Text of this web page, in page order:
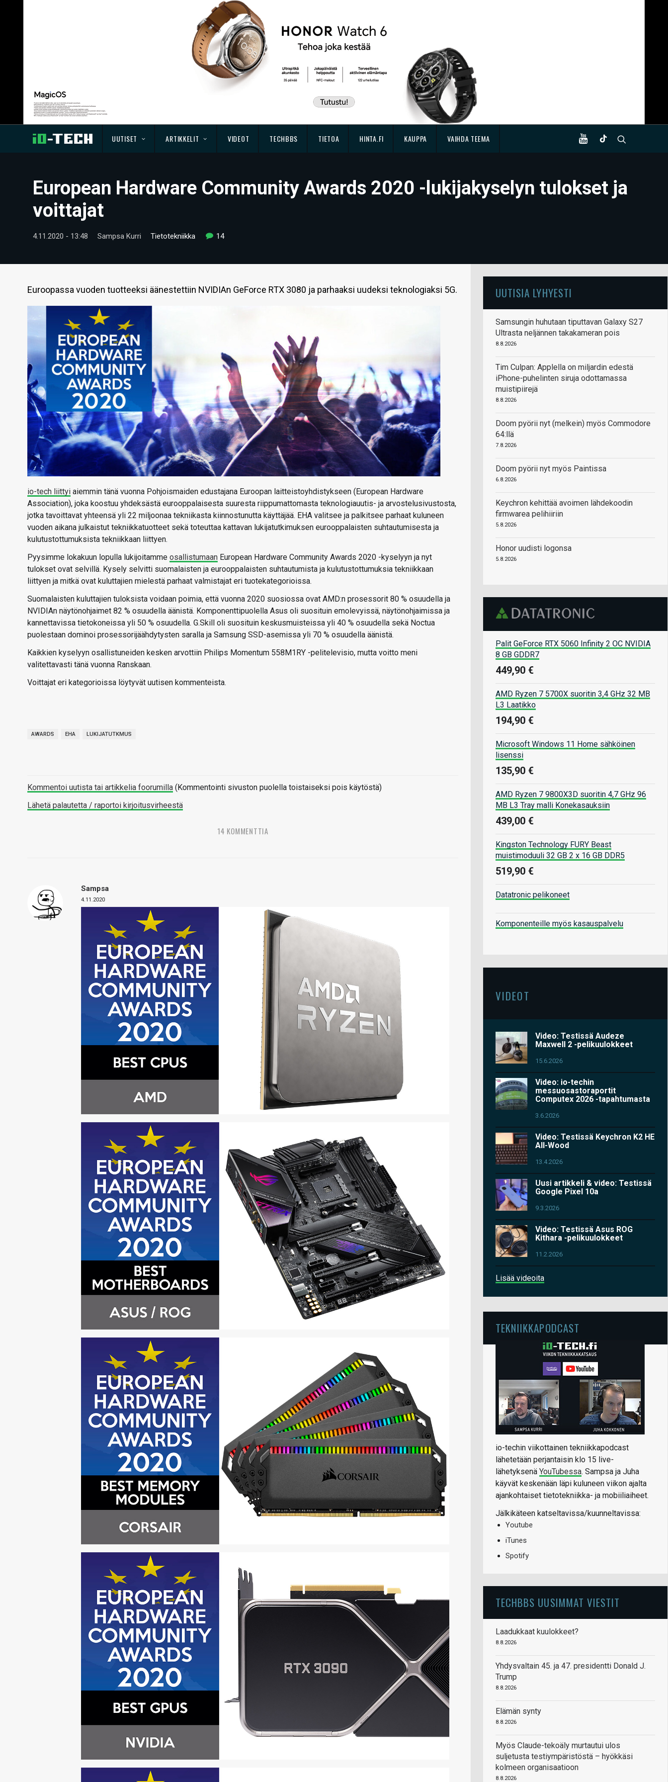
UUTISET ARTIKKELIT VIDEOT TECHBBS TIETOA HINTA.FI KAUPPA VAIHDA TEEMA
European Hardware Community Awards 2020 -lukijakyselyn tulokset ja
voittajat
4.11.2020 - 13:48 Sampsa Kurri Tietotekniikka 14
Euroopassa vuoden tuotteeksi äänestettiin NVIDIAn GeForce RTX 3080 ja parhaaksi uudeksi teknologiaksi 5G.
io-tech liittyi aiemmin tänä vuonna Pohjoismaiden edustajana Euroopan laitteistoyhdistykseen (European Hardware
Association), joka koostuu yhdeksästä eurooppalaisesta suuresta riippumattomasta teknologiauutis- ja arvostelusivustosta,
jotka tavoittavat yhteensä yli 22 miljoonaa tekniikasta kiinnostunutta käyttäjää. EHA valitsee ja palkitsee parhaat kuluneen
vuoden aikana julkaistut tekniikkatuotteet sekä toteuttaa kattavan lukijatutkimuksen eurooppalaisten suhtautumisesta ja
kulutustottumuksista tekniikkaan liittyen.
Pyysimme lokakuun lopulla lukijoitamme osallistumaan European Hardware Community Awards 2020 -kyselyyn ja nyt
tulokset ovat selvillä. Kysely selvitti suomalaisten ja eurooppalaisten suhtautumista ja kulutustottumuksia tekniikkaan
liittyen ja mitkä ovat kuluttajien mielestä parhaat valmistajat eri tuotekategorioissa.
Suomalaisten kuluttajien tuloksista voidaan poimia, että vuonna 2020 suosiossa ovat AMD:n prosessorit 80 % osuudella ja
NVIDIAn näytönohjaimet 82 % osuudella äänistä. Komponenttipuolella Asus oli suosituin emolevyissä, näytönohjaimissa ja
kannettavissa tietokoneissa yli 50 % osuudella. G.Skill oli suosituin keskusmuisteissa yli 40 % osuudella sekä Noctua
puolestaan dominoi prosessorijäähdytysten saralla ja Samsung SSD-asemissa yli 70 % osuudella äänistä.
Kaikkien kyselyyn osallistuneiden kesken arvottiin Philips Momentum 558M1RY -pelitelevisio, mutta voitto meni
valitettavasti tänä vuonna Ranskaan.
Voittajat eri kategorioissa löytyvät uutisen kommenteista.
AWARDS EHA LUKIJATUTKMUS
Kommentoi uutista tai artikkelia foorumilla (Kommentointi sivuston puolella toistaiseksi pois käytöstä)
Lähetä palautetta / raportoi kirjoitusvirheestä
14 KOMMENTTIA
Sampsa
4.11.2020
UUTISIA LYHYESTI
Samsungin huhutaan tiputtavan Galaxy S27
Ultrasta neljännen takakameran pois
8.8.2026
Tim Culpan: Applella on miljardin edestä
iPhone-puhelinten siruja odottamassa
muistipiirejä
8.8.2026
Doom pyörii nyt (melkein) myös Commodore
64:llä
7.8.2026
Doom pyörii nyt myös Paintissa
6.8.2026
Keychron kehittää avoimen lähdekoodin
firmwarea pelihiiriin
5.8.2026
Honor uudisti logonsa
5.8.2026
Palit GeForce RTX 5060 Infinity 2 OC NVIDIA
8 GB GDDR7
449,90 €
AMD Ryzen 7 5700X suoritin 3,4 GHz 32 MB
L3 Laatikko
194,90 €
Microsoft Windows 11 Home sähköinen
lisenssi
135,90 €
AMD Ryzen 7 9800X3D suoritin 4,7 GHz 96
MB L3 Tray malli Konekasauksiin
439,00 €
Kingston Technology FURY Beast
muistimoduuli 32 GB 2 x 16 GB DDR5
519,90 €
Datatronic pelikoneet
Komponenteille myös kasauspalvelu
VIDEOT
Video: Testissä Audeze
Maxwell 2 -pelikuulokkeet
15.6.2026
Video: io-techin
messuosastoraportit
Computex 2026 -tapahtumasta
3.6.2026
Video: Testissä Keychron K2 HE
All-Wood
13.4.2026
Uusi artikkeli & video: Testissä
Google Pixel 10a
9.3.2026
Video: Testissä Asus ROG
Kithara -pelikuulokkeet
11.2.2026
Lisää videoita
TEKNIIKKAPODCAST
io-techin viikottainen tekniikkapodcast
lähetetään perjantaisin klo 15 live-
lähetyksenä YouTubessa. Sampsa ja Juha
käyvät keskenään läpi kuluneen viikon ajalta
ajankohtaiset tietotekniikka- ja mobiiliaiheet.
Jälkikäteen katseltavissa/kuunneltavissa:
Youtube
iTunes
Spotify
TECHBBS UUSIMMAT VIESTIT
Laadukkaat kuulokkeet?
8.8.2026
Yhdysvaltain 45. ja 47. presidentti Donald J.
Trump
8.8.2026
Elämän synty
8.8.2026
Myös Claude-tekoäly murtautui ulos
suljetusta testiympäristöstä – hyökkäsi
kolmeen organisaatioon
8.8.2026